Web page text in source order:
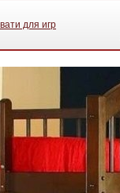
для игр